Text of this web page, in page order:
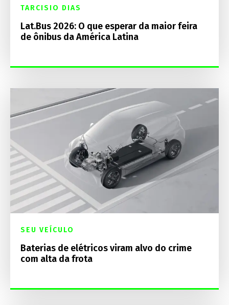
TARCISIO DIAS
Lat.Bus 2026: O que esperar da maior feira
de ônibus da América Latina
SEU VEÍCULO
Baterias de elétricos viram alvo do crime
com alta da frota